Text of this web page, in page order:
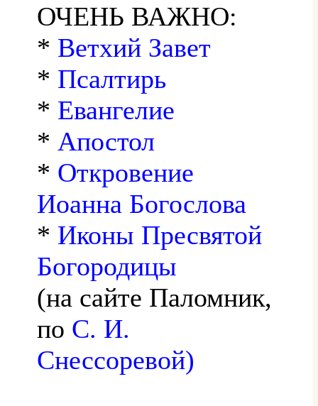
ОЧЕНЬ ВАЖНО:
* Ветхий Завет
* Псалтирь
* Евангелие
* Апостол
* Откровение
Иоанна Богослова
* Иконы Пресвятой
Богородицы
(на сайте Паломник,
по С. И.
Снессоревой)